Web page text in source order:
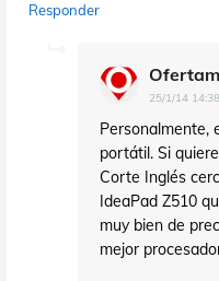
Responder
25/1/14 14:38
Personalmente,
portátil. Si
Corte Inglés
IdeaPad Z510
muy bien de
mejor